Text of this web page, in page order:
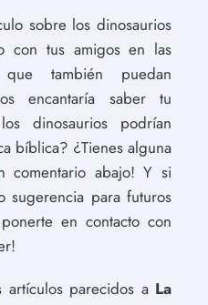
sobre los dinosaurios
con tus amigos en las
también puedan
encantaría saber tu
dinosaurios podrían
bíblica? ¿Tienes alguna
comentario abajo! Y si
sugerencia para futuros
en contacto con
parecidos a La